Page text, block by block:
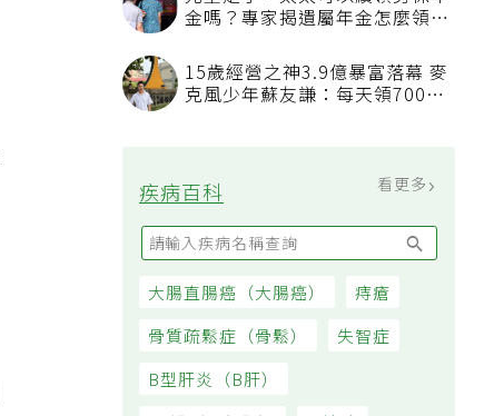
先生走了，太太可以續領勞保年
看順位還要看資格
15歲經營之神3.9億暴富落幕 麥
疾病百科